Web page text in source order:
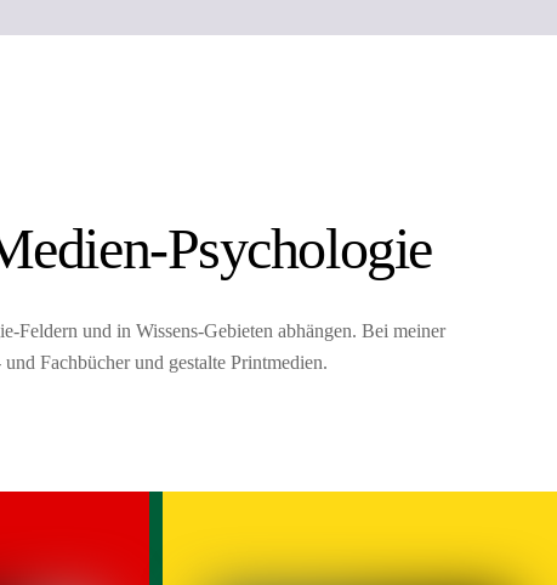
Psychologie
Feldern und in Wissens-Gebieten abhängen. Bei meiner
Fachbücher und gestalte Printmedien.